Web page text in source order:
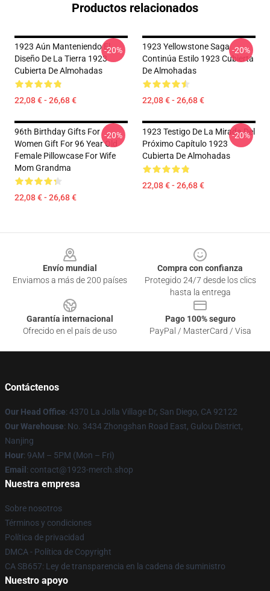
Productos relacionados
1923 Aún Manteniendo El
Diseño De La Tierra 1923
Cubierta De Almohadas
22,08 € - 26,68 €
-20%
1923 Yellowstone Saga
Continúa Estilo 1923 Cubierta
De Almohadas
22,08 € - 26,68 €
-20%
96th Birthday Gifts For
Women Gift For 96 Year Old
Female Pillowcase For Wife
Mom Grandma
22,08 € - 26,68 €
-20%
1923 Testigo De La Mirada Del
Próximo Capítulo 1923
Cubierta De Almohadas
22,08 € - 26,68 €
-20%
Envío mundial
Enviamos a más de 200 países
Compra con confianza
Protegido 24/7 desde los clics
hasta la entrega
Garantía internacional
Ofrecido en el país de uso
Pago 100% seguro
PayPal / MasterCard / Visa
Contáctenos
Our Head Office: 4370 La Jolla Village Dr, San Diego, CA 92122
Our Warehouse: No. 3434 Zhongshan Road East, Gulou District,
Nanjing
Hour: 9AM – 5PM (Mon – Fri)
Email : contact@1923-merch.shop
Nuestra empresa
Sobre nosotros
Términos y condiciones
Política de privacidad
DMCA - Política de Copyright
CA SB657: Ley de transparencia en la cadena de suministro
Nuestro apoyo